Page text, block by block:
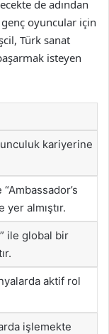
de adından
oyuncular için
Türk sanat
isteyen
kariyerine
“Ambassador’s
almıştır.
ile global bir
aktif rol
işlemekte